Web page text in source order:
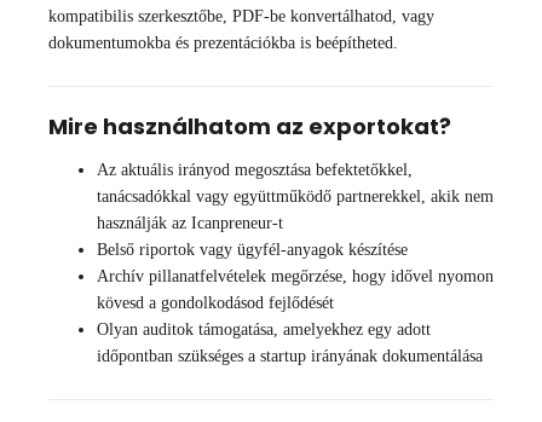
kompatibilis szerkesztőbe, PDF-be konvertálhatod, vagy
dokumentumokba és prezentációkba is beépítheted.
Mire használhatom az exportokat?
Az aktuális irányod megosztása befektetőkkel,
tanácsadókkal vagy együttműködő partnerekkel, akik nem
használják az Icanpreneur-t
Belső riportok vagy ügyfél-anyagok készítése
Archív pillanatfelvételek megőrzése, hogy idővel nyomon
kövesd a gondolkodásod fejlődését
Olyan auditok támogatása, amelyekhez egy adott
időpontban szükséges a startup irányának dokumentálása